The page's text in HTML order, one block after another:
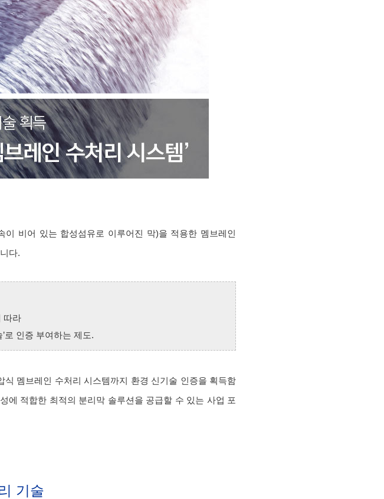
이 비어 있는 합성섬유로 이루어진 막)을 적용한 멤브레인
다.
따라
로 인증 부여하는 제도.
멤브레인 수처리 시스템까지 환경 신기술 인증을 획득함
에 적합한 최적의 분리막 솔루션을 공급할 수 있는 사업 포
기술